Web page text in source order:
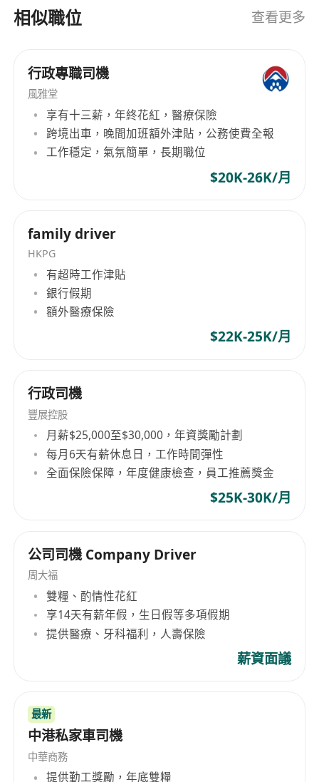
Headquartered in Hong Kong with offices and
laboratories in Macau and Zhuhai. The Lab has
testing operations, as well as materials
inspection, investigation, and consultancy
services. We have involved various
infrastructure projects both in public and
private sector including dedicated testing and
inspection services for the Hong Kong Airport
Authority. The Lab has already been awarded a
labs for the construction sector, employing over
300 experts. It also offers both the platform and
competence for further expansion into the
mainland China infrastructure market. In 2021,
we become a wholly owned subsidiary of the
SGS Group following the initial acquisition of a
相似職位 查看更多
行政專職司機
風雅堂
享有十三薪，年終花紅，醫療保險
跨境出車，晚間加班額外津貼，公務使費全報
工作穩定，氣氛簡單，長期職位
$20K-26K/月
family driver
HKPG
有超時工作津貼
銀行假期
額外醫療保險
$22K-25K/月
行政司機
豐展控股
月薪$25,000至$30,000，年資獎勵計劃
每月6天有薪休息日，工作時間彈性
全面保險保障，年度健康檢查，員工推薦獎金
$25K-30K/月
公司司機 Company Driver
周大福
雙糧、酌情性花紅
享14天有薪年假，生日假等多項假期
提供醫療、牙科福利，人壽保險
薪資面議
最新
中港私家車司機
中華商務
提供勤工獎勵，年底雙糧